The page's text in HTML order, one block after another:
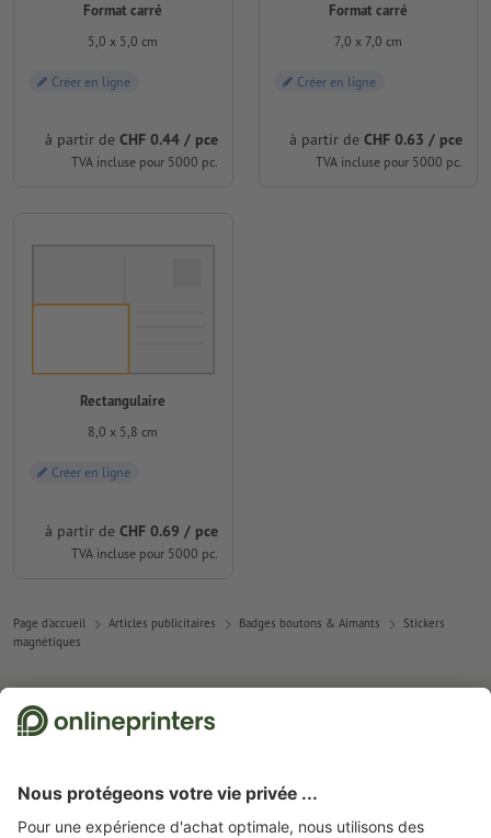
Format carré
5,0 x 5,0 cm
Créer en ligne
à partir de CHF 0.44 / pce
TVA incluse pour 5000 pc.
Format carré
7,0 x 7,0 cm
Créer en ligne
à partir de CHF 0.63 / pce
TVA incluse pour 5000 pc.
Rectangulaire
8,0 x 5,8 cm
Créer en ligne
à partir de CHF 0.69 / pce
TVA incluse pour 5000 pc.
Page d'accueil Articles publicitaires Badges boutons & Aimants
Stickers
magnétiques
Abonnez-vous à notre newsletter et profitez d'une remise de
15 %